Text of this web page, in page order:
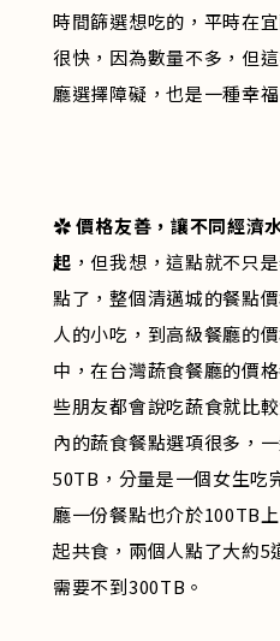
時間篩選想吃的，平時在
很快，因為數量不多，但
廳選擇障礙，也是一種幸福
✿價格友善，讓不同經濟
起 ，但我想，這點就不只
點了，整個清邁城的餐點
人的小吃，到高級餐廳的
中，在台灣蔬食餐廳的價
些朋友都會說吃蔬食就比
內的蔬食餐點選項很多，
50TB，分量是一個女生吃
廳一份餐點也介於100TB
起共食，兩個人點了大約5
需要不到300TB。